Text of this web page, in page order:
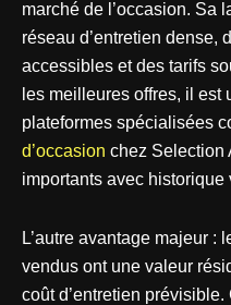
marché de l’occasion. Sa
réseau d’entretien dense,
accessibles et des tarifs
les meilleures offres, il est
plateformes spécialisées
d’occasion chez Selection
importants avec historique
L’autre avantage majeur
vendus ont une valeur
coût d’entretien